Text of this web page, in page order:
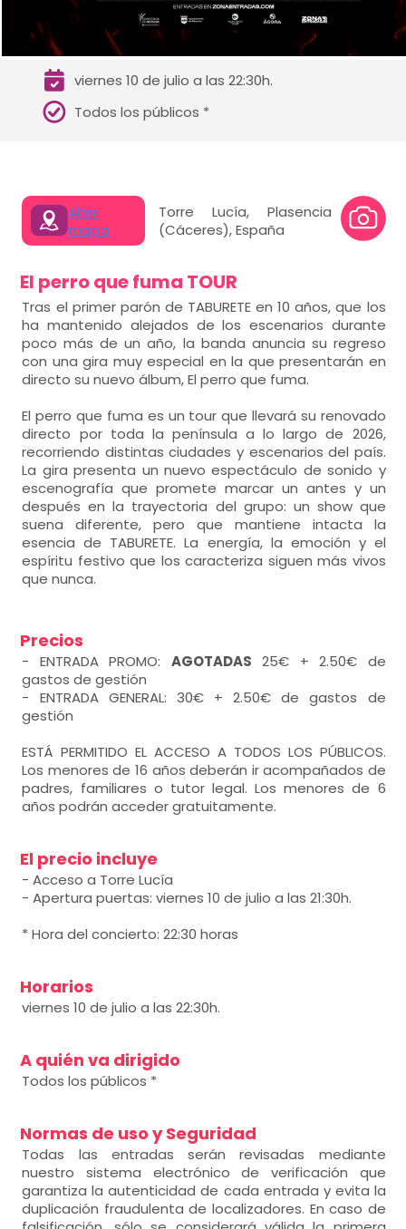
viernes 10 de julio a las 22:30h.
Todos los públicos *
Abrir
mapa
Torre Lucía, Plasencia
(Cáceres), España
El perro que fuma TOUR
Tras el primer parón de TABURETE en 10 años, que los
ha mantenido alejados de los escenarios durante
poco más de un año, la banda anuncia su regreso
con una gira muy especial en la que presentarán en
directo su nuevo álbum, El perro que fuma.
El perro que fuma es un tour que llevará su renovado
directo por toda la península a lo largo de 2026,
recorriendo distintas ciudades y escenarios del país.
La gira presenta un nuevo espectáculo de sonido y
escenografía que promete marcar un antes y un
después en la trayectoria del grupo: un show que
suena diferente, pero que mantiene intacta la
esencia de TABURETE. La energía, la emoción y el
espíritu festivo que los caracteriza siguen más vivos
que nunca.
Precios
- ENTRADA PROMO: AGOTADAS 25€ + 2.50€ de
gastos de gestión
- ENTRADA GENERAL: 30€ + 2.50€ de gastos de
gestión
ESTÁ PERMITIDO EL ACCESO A TODOS LOS PÚBLICOS.
Los menores de 16 años deberán ir acompañados de
padres, familiares o tutor legal. Los menores de 6
años podrán acceder gratuitamente.
El precio incluye
- Acceso a Torre Lucía
- Apertura puertas: viernes 10 de julio a las 21:30h.
* Hora del concierto: 22:30 horas
Horarios
viernes 10 de julio a las 22:30h.
A quién va dirigido
Todos los públicos *
Normas de uso y Seguridad
Todas las entradas serán revisadas mediante
nuestro sistema electrónico de verificación que
garantiza la autenticidad de cada entrada y evita la
duplicación fraudulenta de localizadores. En caso de